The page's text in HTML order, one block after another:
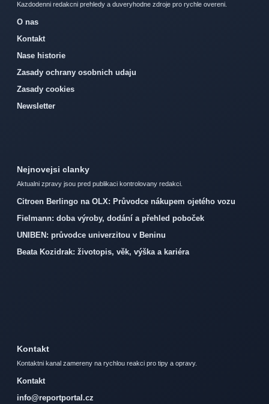
Kazdodenni redakcni prehledy a duveryhodne zdroje pro rychle overeni.
O nas
Kontakt
Nase historie
Zasady ochrany osobnich udaju
Zasady cookies
Newsletter
Nejnovejsi clanky
Aktualni zpravy jsou pred publikaci kontrolovany redakci.
Citroen Berlingo na OLX: Průvodce nákupem ojetého vozu
Fielmann: doba výroby, dodání a přehled poboček
UNIBEN: průvodce univerzitou v Beninu
Beata Kozidrak: životopis, věk, výška a kariéra
Kontakt
Kontaktni kanal zamereny na rychlou reakci pro tipy a opravy.
Kontakt
info@reportportal.cz